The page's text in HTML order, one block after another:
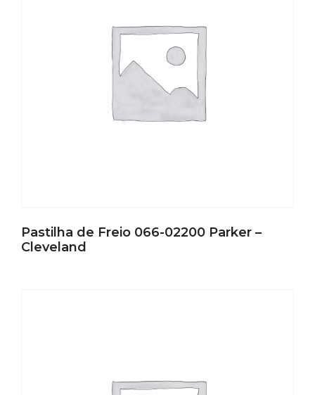
Pastilha de Freio 066-02200 Parker –
Cleveland